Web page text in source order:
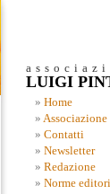
LUIGI
Home
Associazione
Contatti
Newsletter
Redazione
Norme